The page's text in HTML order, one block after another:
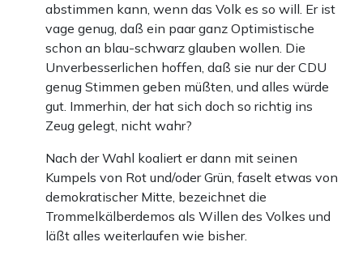
abstimmen kann, wenn das Volk es so will. Er ist
vage genug, daß ein paar ganz Optimistische
schon an blau-schwarz glauben wollen. Die
Unverbesserlichen hoffen, daß sie nur der CDU
genug Stimmen geben müßten, und alles würde
gut. Immerhin, der hat sich doch so richtig ins
Zeug gelegt, nicht wahr?
Nach der Wahl koaliert er dann mit seinen
Kumpels von Rot und/oder Grün, faselt etwas von
demokratischer Mitte, bezeichnet die
Trommelkälberdemos als Willen des Volkes und
läßt alles weiterlaufen wie bisher.